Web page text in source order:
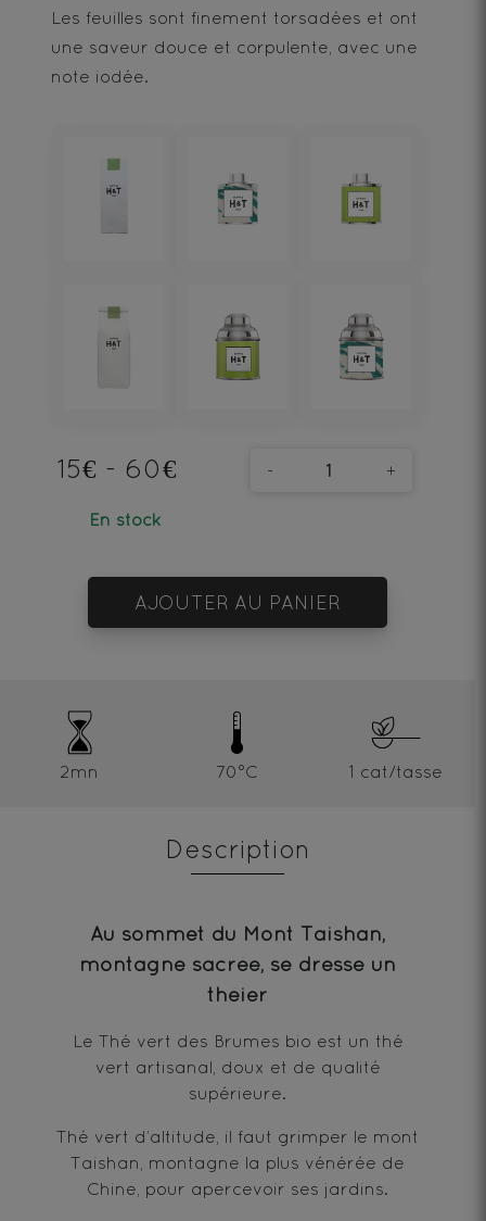
Les feuilles sont finement torsadées et ont
une saveur douce et corpulente, avec une
note iodée.
15€ - 60€
En stock
- +
AJOUTER AU PANIER
2mn 70°C 1 cat/tasse
Description
Au sommet du Mont Taishan,
montagne sacrée, se dresse un
théier
Le Thé vert des Brumes bio est un thé
vert artisanal, doux et de qualité
supérieure.
Thé vert d’altitude, il faut grimper le mont
Taishan, montagne la plus vénérée de
Chine, pour apercevoir ses jardins.